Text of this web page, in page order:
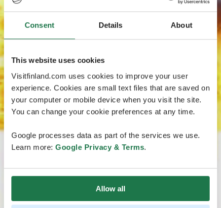
Consent Details About
This website uses cookies
Visitfinland.com uses cookies to improve your user
experience. Cookies are small text files that are saved on
your computer or mobile device when you visit the site.
You can change your cookie preferences at any time.
Google processes data as part of the services we use.
Learn more: Google Privacy & Terms.
Allow all